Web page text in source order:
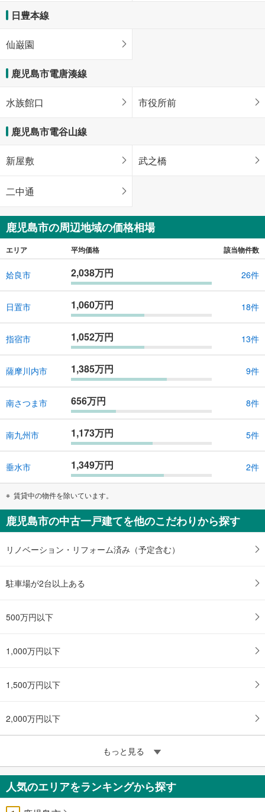
日豊本線
仙巌園
鹿児島市電唐湊線
水族館口 市役所前
鹿児島市電谷山線
新屋敷 武之橋
二中通
鹿児島市の周辺地域の価格相場
エリア 平均価格 該当物件数
姶良市 2,038万円 26件
日置市 1,060万円 18件
指宿市 1,052万円 13件
薩摩川内市 1,385万円 9件
南さつま市 656万円 8件
南九州市 1,173万円 5件
垂水市 1,349万円 2件
賃貸中の物件を除いています。
鹿児島市の中古一戸建てを他のこだわりから探す
リノベーション・リフォーム済み（予定含む）
駐車場が2台以上ある
500万円以下
1,000万円以下
1,500万円以下
2,000万円以下
もっと見る
人気のエリアをランキングから探す